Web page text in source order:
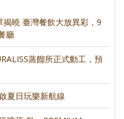
揭曉 臺灣餐飲大放異彩，9
廳
蒸餾所正式動工，預
夏日玩樂新航線